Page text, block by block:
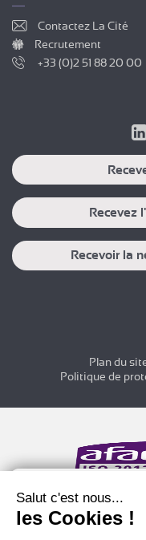
Contactez La Cité
Recrutement
+33 (0)2 51 88 20 00
Recevez
Recevoir la
Plan du
Politique de
Salut c'est nous...
les Cookies !